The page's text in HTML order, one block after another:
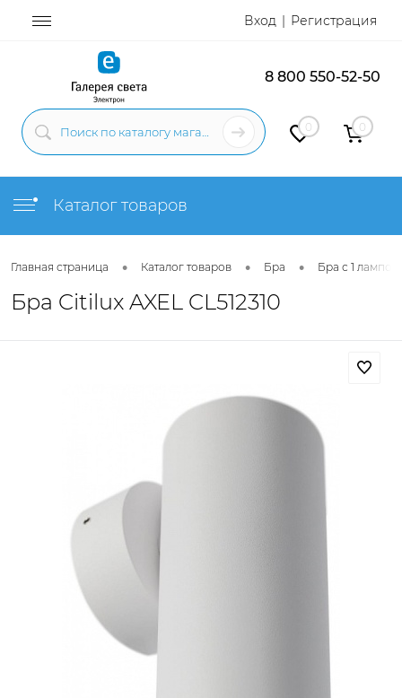
Вход Регистрация
8 800 550-52-50
0 0
Каталог товаров
Главная страница • Каталог товаров • Бра • Бра с 1 лампой
Бра Citilux AXEL CL512310